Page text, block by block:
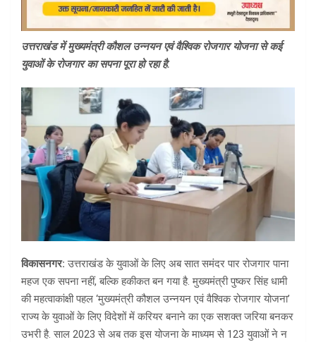
उत्तराखंड में मुख्यमंत्री कौशल उन्नयन एवं वैश्विक रोजगार योजना से कई
युवाओं के रोजगार का सपना पूरा हो रहा है.
विकासनगर:उत्तराखंड के युवाओं के लिए अब सात समंदर पार रोजगार पाना
महज एक सपना नहीं, बल्कि हकीकत बन गया है. मुख्यमंत्री पुष्कर सिंह धामी
की महत्वाकांक्षी पहल ‘मुख्यमंत्री कौशल उन्नयन एवं वैश्विक रोजगार योजना’
राज्य के युवाओं के लिए विदेशों में करियर बनाने का एक सशक्त जरिया बनकर
उभरी है. साल 2023 से अब तक इस योजना के माध्यम से 123 युवाओं ने न